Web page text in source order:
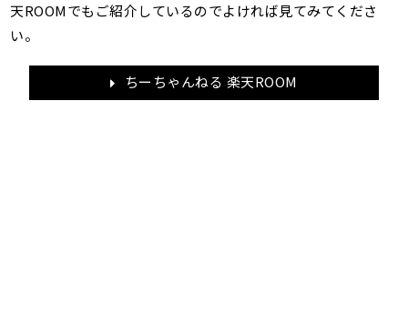
天ROOMでもご紹介しているのでよければ見てみてくださ
い。
ちーちゃんねる 楽天ROOM